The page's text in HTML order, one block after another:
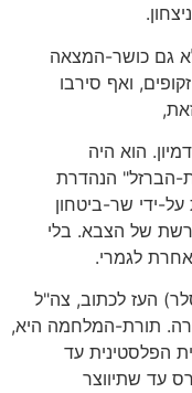
גם כושר-המצאה
ואף סירבו
הוא היה
הברזל" הנהדרת
ידי שר-ביטחון
של הצבא. בלי
לגמרי.
העז לכתוב, צה"ל
תורת-המלחמה היא,
הפלסטינית עד
עד שתיווצר